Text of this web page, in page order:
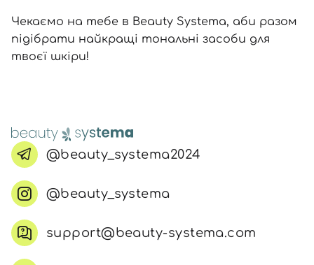
Чекаємо на тебе в Beauty Systema, аби разом
підібрати найкращі тональні засоби для
твоєї шкіри!
@beauty_systema2024
@beauty_systema
support@beauty-systema.com